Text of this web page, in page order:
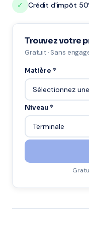
✓
Crédit d'impôt
Trouvez votre
Gratuit · Sans
Matière *
Niveau *